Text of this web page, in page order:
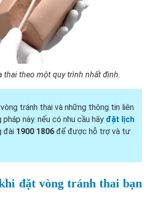
thai theo một quy trình nhất định.
tránh thai và những thông tin liên
này. nếu có nhu cầu hãy đặt lịch
đài 1900 1806 để được hỗ trợ và tư
đặt vòng tránh thai bạn